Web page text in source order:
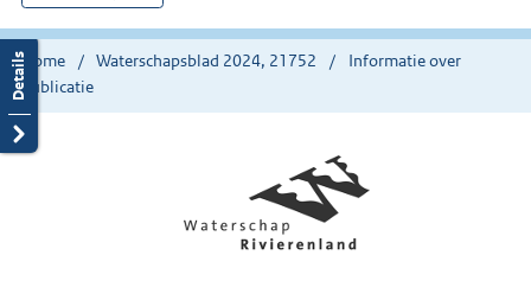
hier:
Home Waterschapsblad 2024, 21752
Informatie over
publicatie